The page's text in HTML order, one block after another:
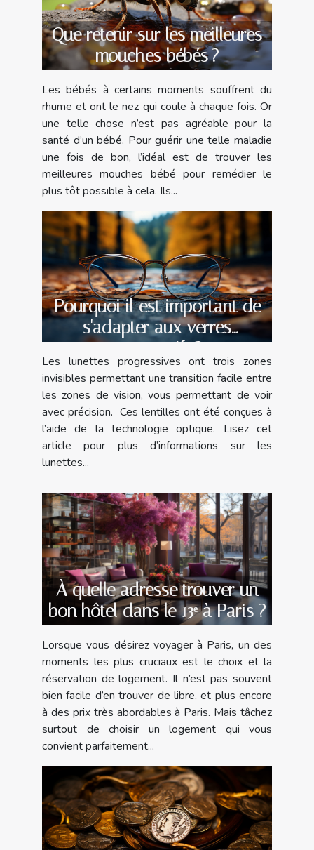
Que retenir sur les meilleures
mouches bébés ?
Les bébés à certains moments souffrent du
rhume et ont le nez qui coule à chaque fois. Or
une telle chose n’est pas agréable pour la
santé d’un bébé. Pour guérir une telle maladie
une fois de bon, l’idéal est de trouver les
meilleures mouches bébé pour remédier le
plus tôt possible à cela. Ils...
Pourquoi il est important de
s'adapter aux verres
progressifs ?
Les lunettes progressives ont trois zones
invisibles permettant une transition facile entre
les zones de vision, vous permettant de voir
avec précision. Ces lentilles ont été conçues à
l’aide de la technologie optique. Lisez cet
article pour plus d’informations sur les
lunettes...
À quelle adresse trouver un
bon hôtel dans le 13ᵉ à Paris ?
Lorsque vous désirez voyager à Paris, un des
moments les plus cruciaux est le choix et la
réservation de logement. Il n’est pas souvent
bien facile d’en trouver de libre, et plus encore
à des prix très abordables à Paris. Mais tâchez
surtout de choisir un logement qui vous
convient parfaitement...